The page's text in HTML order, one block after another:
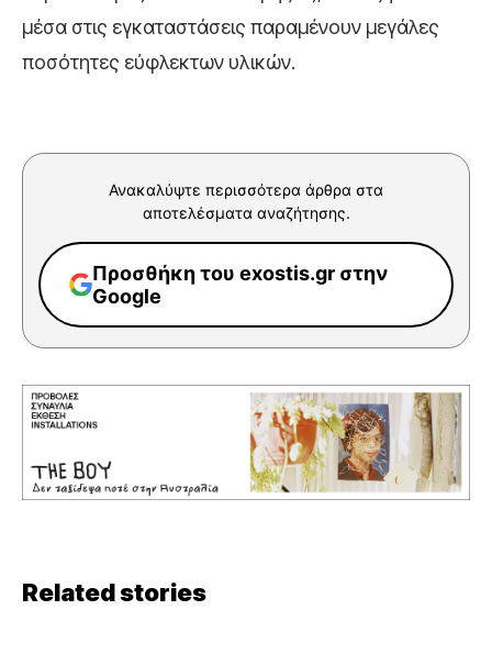
μέσα στις εγκαταστάσεις παραμένουν μεγάλες
ποσότητες εύφλεκτων υλικών.
Ανακαλύψτε περισσότερα άρθρα στα
αποτελέσματα αναζήτησης.
Προσθήκη του exostis.gr στην
Google
Related stories